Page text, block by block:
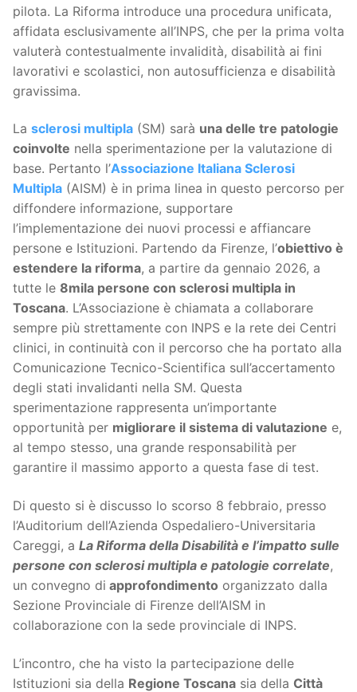
pilota. La Riforma introduce una procedura unificata,
affidata esclusivamente all’INPS, che per la prima volta
valuterà contestualmente invalidità, disabilità ai fini
lavorativi e scolastici, non autosufficienza e disabilità
gravissima.
La sclerosi multipla (SM) sarà una delle tre patologie
coinvolte nella sperimentazione per la valutazione di
base. Pertanto l’Associazione Italiana Sclerosi
Multipla (AISM) è in prima linea in questo percorso per
diffondere informazione, supportare
l’implementazione dei nuovi processi e affiancare
persone e Istituzioni. Partendo da Firenze, l’obiettivo è
estendere la riforma, a partire da gennaio 2026, a
tutte le 8mila persone con sclerosi multipla in
Toscana. L’Associazione è chiamata a collaborare
sempre più strettamente con INPS e la rete dei Centri
clinici, in continuità con il percorso che ha portato alla
Comunicazione Tecnico-Scientifica sull’accertamento
degli stati invalidanti nella SM. Questa
sperimentazione rappresenta un’importante
opportunità per migliorare il sistema di valutazione e,
al tempo stesso, una grande responsabilità per
garantire il massimo apporto a questa fase di test.
Di questo si è discusso lo scorso 8 febbraio, presso
l’Auditorium dell’Azienda Ospedaliero-Universitaria
Careggi, a La Riforma della Disabilità e l’impatto sulle
persone con sclerosi multipla e patologie correlate,
un convegno di approfondimento organizzato dalla
Sezione Provinciale di Firenze dell’AISM in
collaborazione con la sede provinciale di INPS.
L’incontro, ​che ha visto la partecipazione delle
Istituzioni sia della Regione Toscana sia della Città